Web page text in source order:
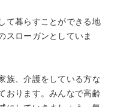
て暮らすことができる地
スローガンとしていま
族、介護をしている方な
おります。みんなで高齢